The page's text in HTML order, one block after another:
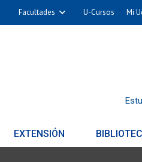
Facultades U-Cursos Mi
EXTENSIÓN